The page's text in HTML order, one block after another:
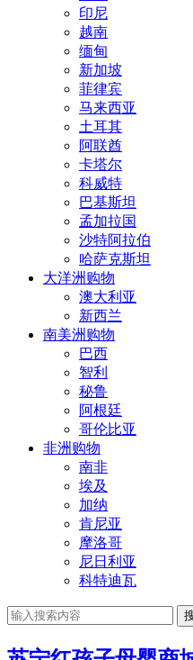
印尼
越南
缅甸
新加坡
菲律宾
马来西亚
土耳其
阿联酋
卡塔尔
科威特
巴基斯坦
孟加拉国
沙特阿拉伯
哈萨克斯坦
大洋洲购物
澳大利亚
新西兰
南美洲购物
巴西
智利
秘鲁
阿根廷
哥伦比亚
非洲购物
南非
埃及
加纳
肯尼亚
摩洛哥
尼日利亚
科特迪瓦